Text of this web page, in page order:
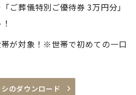
ご葬儀特別ご優待券 3万円分」
が対象！※世帯で初めての一口
シのダウンロード